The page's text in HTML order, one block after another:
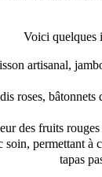
Voici quelques
artisanal,
roses,
des fruits
soin, permettant
tapas